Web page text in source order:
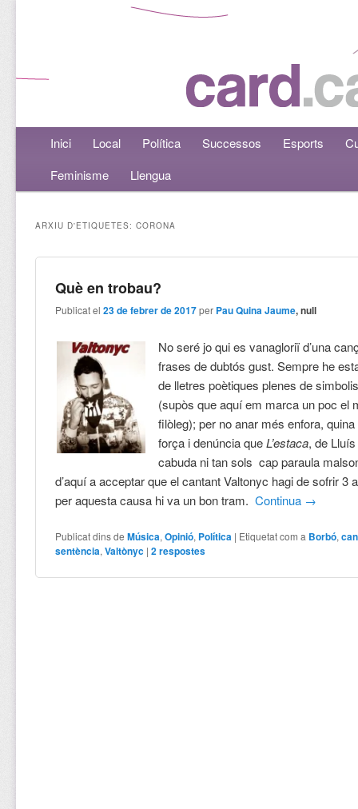
Menú principalAneu al contingut principal
Aneu al contingut secundari
Inici Local Política Successos Esports
Feminisme
Llengua
ARXIU D'ETIQUETES:CORONA
Què en trobau?
Publicat el23 de febrer de 2017 per Pau Quina Jaume, null
No seré jo qui es vanagloriï d’una
frases de dubtós gust. Sempre he
de lletres poètiques plenes de
(supòs que aquí em marca un poc el
filòleg); per no anar més enfora,
força i denúncia queL’estaca, de
cabuda ni tan sols cap paraula
d’aquí a acceptar que el cantant Valtonyc hagi de sofrir 3
per aquesta causa hi va un bon tram.Continua →
Publicat dins de Música,Opinió, Política | Etiquetat com a Borbó,
sentència,Valtònyc |2respostes